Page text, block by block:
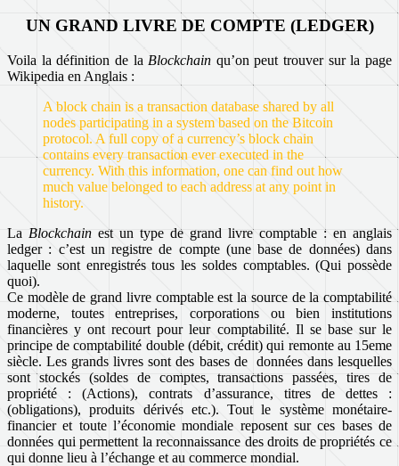
UN GRAND LIVRE DE COMPTE (LEDGER)
Voila la définition de la Blockchain qu’on peut trouver sur la page
Wikipedia en Anglais :
A block chain is a transaction database shared by all
nodes participating in a system based on the Bitcoin
protocol. A full copy of a currency’s block chain
contains every transaction ever executed in the
currency. With this information, one can find out how
much value belonged to each address at any point in
history.
La Blockchain est un type de grand livre comptable : en anglais
ledger : c’est un registre de compte (une base de données) dans
laquelle sont enregistrés tous les soldes comptables. (Qui possède
quoi).
Ce modèle de grand livre comptable est la source de la comptabilité
moderne, toutes entreprises, corporations ou bien institutions
financières y ont recourt pour leur comptabilité. Il se base sur le
principe de comptabilité double (débit, crédit) qui remonte au 15eme
siècle. Les grands livres sont des bases de données dans lesquelles
sont stockés (soldes de comptes, transactions passées, tires de
propriété : (Actions), contrats d’assurance, titres de dettes :
(obligations), produits dérivés etc.). Tout le système monétaire-
financier et toute l’économie mondiale reposent sur ces bases de
données qui permettent la reconnaissance des droits de propriétés ce
qui donne lieu à l’échange et au commerce mondial.